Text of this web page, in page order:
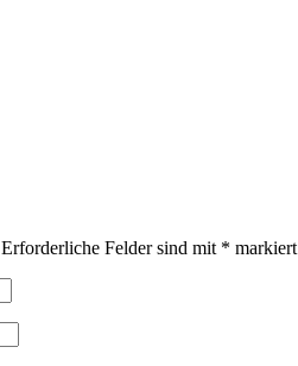
Erforderliche Felder sind mit * markiert